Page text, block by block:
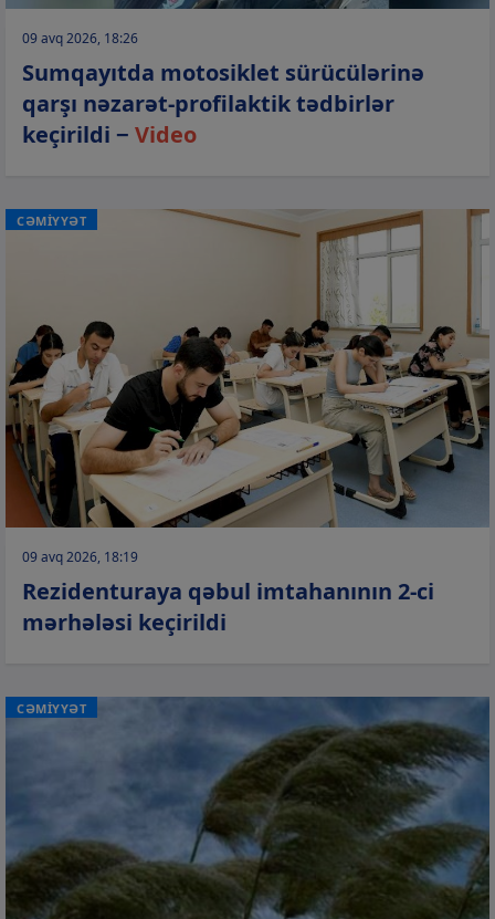
09 avq 2026, 18:26
Sumqayıtda motosiklet sürücülərinə
qarşı nəzarət-profilaktik tədbirlər
keçirildi − Video
CƏMİYYƏT
09 avq 2026, 18:19
Rezidenturaya qəbul imtahanının 2-ci
mərhələsi keçirildi
CƏMİYYƏT